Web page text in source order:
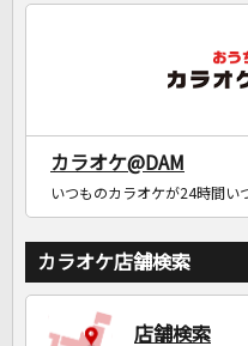
カラオケ@DAM
いつものカラオケが24時間い
カラオケ店舗検索
店舗検索